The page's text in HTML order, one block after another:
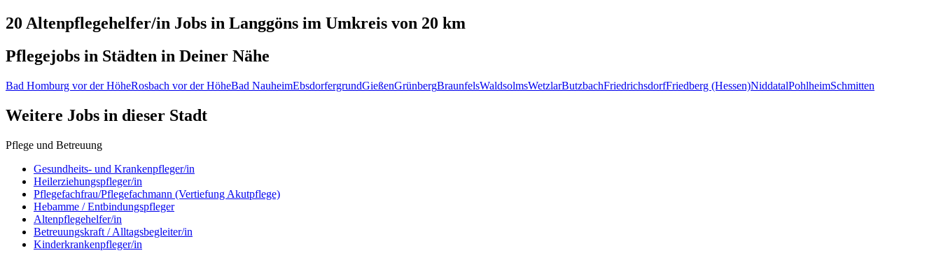
20 Altenpflegehelfer/in Jobs in Langgöns im Umkreis von 20 km
Pflegejobs in Städten in Deiner Nähe
Bad Homburg vor der HöheRosbach vor der HöheBad NauheimEbsdorfergrundGießenGrünbergBraunfelsWaldsolmsWetzlarButzbachFriedrichsdorfFriedberg (Hessen)NiddatalPohlheimSchmitten
Weitere Jobs in dieser Stadt
Pflege und Betreuung
Gesundheits- und Krankenpfleger/in
Heilerziehungspfleger/in
Pflegefachfrau/Pflegefachmann (Vertiefung Akutpflege)
Hebamme / Entbindungspfleger
Altenpflegehelfer/in
Betreuungskraft / Alltagsbegleiter/in
Kinderkrankenpfleger/in